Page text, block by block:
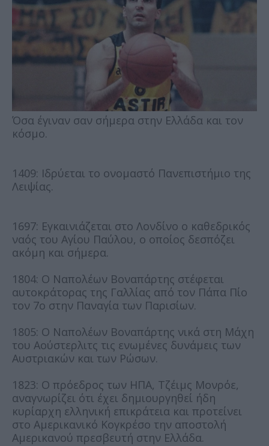
Όσα έγιναν σαν σήμερα στην Ελλάδα και τον
κόσμο.
1409: Ιδρύεται το ονομαστό Πανεπιστήμιο της
Λειψίας.
1697: Εγκαινιάζεται στο Λονδίνο ο καθεδρικός
ναός του Αγίου Παύλου, ο οποίος δεσπόζει
ακόμη και σήμερα.
1804: Ο Ναπολέων Βοναπάρτης στέφεται
αυτοκράτορας της Γαλλίας από τον Πάπα Πίο
τον 7ο στην Παναγία των Παρισίων.
1805: Ο Ναπολέων Βοναπάρτης νικά στη Μάχη
του Αούστερλιτς τις ενωμένες δυνάμεις των
Αυστριακών και των Ρώσων.
1823: Ο πρόεδρος των ΗΠΑ, Τζέιμς Μονρόε,
αναγνωρίζει ότι έχει δημιουργηθεί ήδη
κυρίαρχη ελληνική επικράτεια και προτείνει
στο Αμερικανικό Κογκρέσο την αποστολή
Αμερικανού πρεσβευτή στην Ελλάδα.